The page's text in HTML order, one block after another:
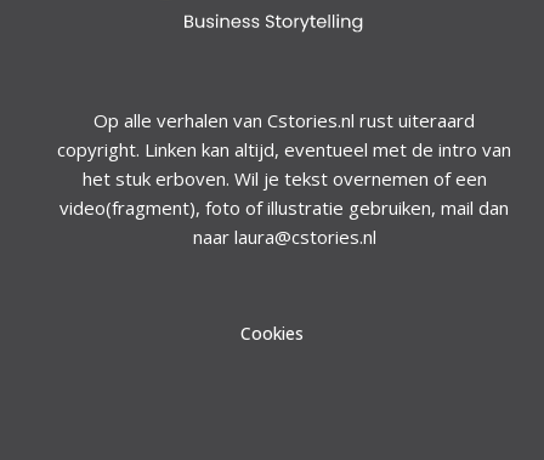
Op alle verhalen van Cstories.nl rust uiteraard
copyright. Linken kan altijd, eventueel met de intro van
het stuk erboven. Wil je tekst overnemen of een
video(fragment), foto of illustratie gebruiken, mail dan
naar laura@cstories.nl
Cookies